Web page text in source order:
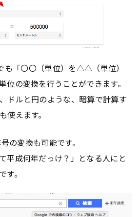
も「〇〇（単位）を△△（単位）
位の変換を行うことができます。
ドルと円のような、暗算で計算す
使えます。
の変換も可能です。
平成何年だっけ？」となる人にと
す。